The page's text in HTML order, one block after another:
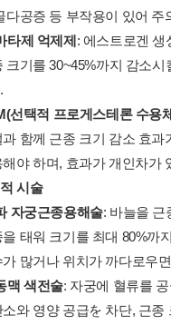
다공증 등 부작용이 있어 주
타제 억제제: 에스트로겐 생
크기를 30~45%까지 감소시
선택적 프로게스테론 수용
과 함께 근종 크기 감소 효과
해야 하며, 효과가 개인차가
시술
자궁근종용해술: 바늘을 근
을 태워 크기를 최대 80%까
가 많거나 위치가 까다로우
맥 색전술: 자궁에 혈류를
소와 영양 공급を 차단, 근종